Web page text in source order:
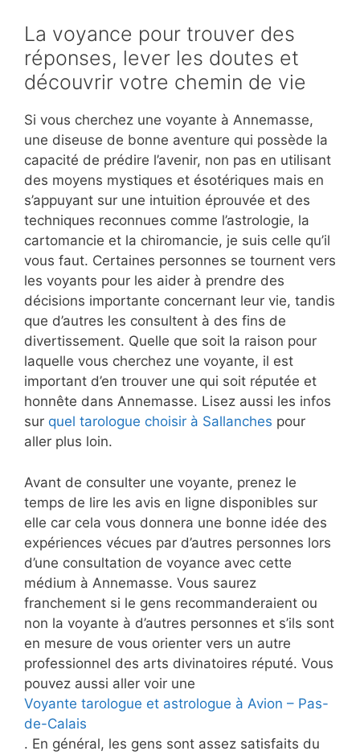
La voyance pour trouver des
réponses, lever les doutes et
découvrir votre chemin de vie
Si vous cherchez une voyante à Annemasse,
une diseuse de bonne aventure qui possède la
capacité de prédire l’avenir, non pas en utilisant
des moyens mystiques et ésotériques mais en
s’appuyant sur une intuition éprouvée et des
techniques reconnues comme l’astrologie, la
cartomancie et la chiromancie, je suis celle qu’il
vous faut. Certaines personnes se tournent vers
les voyants pour les aider à prendre des
décisions importante concernant leur vie, tandis
que d’autres les consultent à des fins de
divertissement. Quelle que soit la raison pour
laquelle vous cherchez une voyante, il est
important d’en trouver une qui soit réputée et
honnête dans Annemasse. Lisez aussi les infos
sur quel tarologue choisir à Sallanches pour
aller plus loin.
Avant de consulter une voyante, prenez le
temps de lire les avis en ligne disponibles sur
elle car cela vous donnera une bonne idée des
expériences vécues par d’autres personnes lors
d’une consultation de voyance avec cette
médium à Annemasse. Vous saurez
franchement si le gens recommanderaient ou
non la voyante à d’autres personnes et s’ils sont
en mesure de vous orienter vers un autre
professionnel des arts divinatoires réputé. Vous
pouvez aussi aller voir une
Voyante tarologue et astrologue à Avion – Pas-
de-Calais
. En général, les gens sont assez satisfaits du